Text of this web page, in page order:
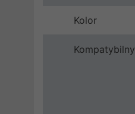
Kolor
Kompatybilny